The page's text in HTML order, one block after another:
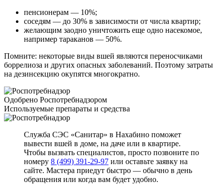
пенсионерам — 10%;
соседям — до 30% в зависимости от числа квартир;
желающим заодно уничтожить еще одно насекомое,
например тараканов — 50%.
Помните: некоторые виды вшей являются переносчиками
боррелиоза и других опасных заболеваний. Поэтому затраты
на дезинсекцию окупятся многократно.
Одобрено Роспотребнадзором
Используемые препараты и средства
Служба СЭС «Санитар» в Нахабино поможет
вывести вшей в доме, на даче или в квартире.
Чтобы вызвать специалистов, просто позвоните по
номеру 8 (499) 391-29-97 или оставьте заявку на
сайте. Мастера приедут быстро — обычно в день
обращения или когда вам будет удобно.